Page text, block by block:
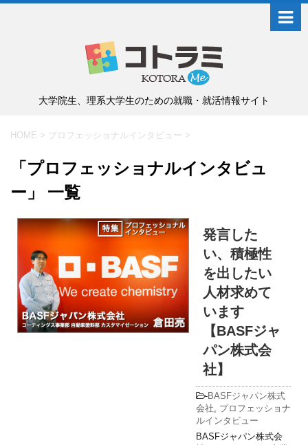
大学院生、理系大学生のための就職・就活情報サイト
HOME > プロフェッショナルインタビュー >
「プロフェッショナルインタビュ
ー」 一覧
発言した
い、積極性
を出したい
人材求めて
います
【BASFジャ
パン株式会
社】
-BASFジャパン株式
会社, プロフェッショナ
ルインタビュー
BASFジャパン株式会